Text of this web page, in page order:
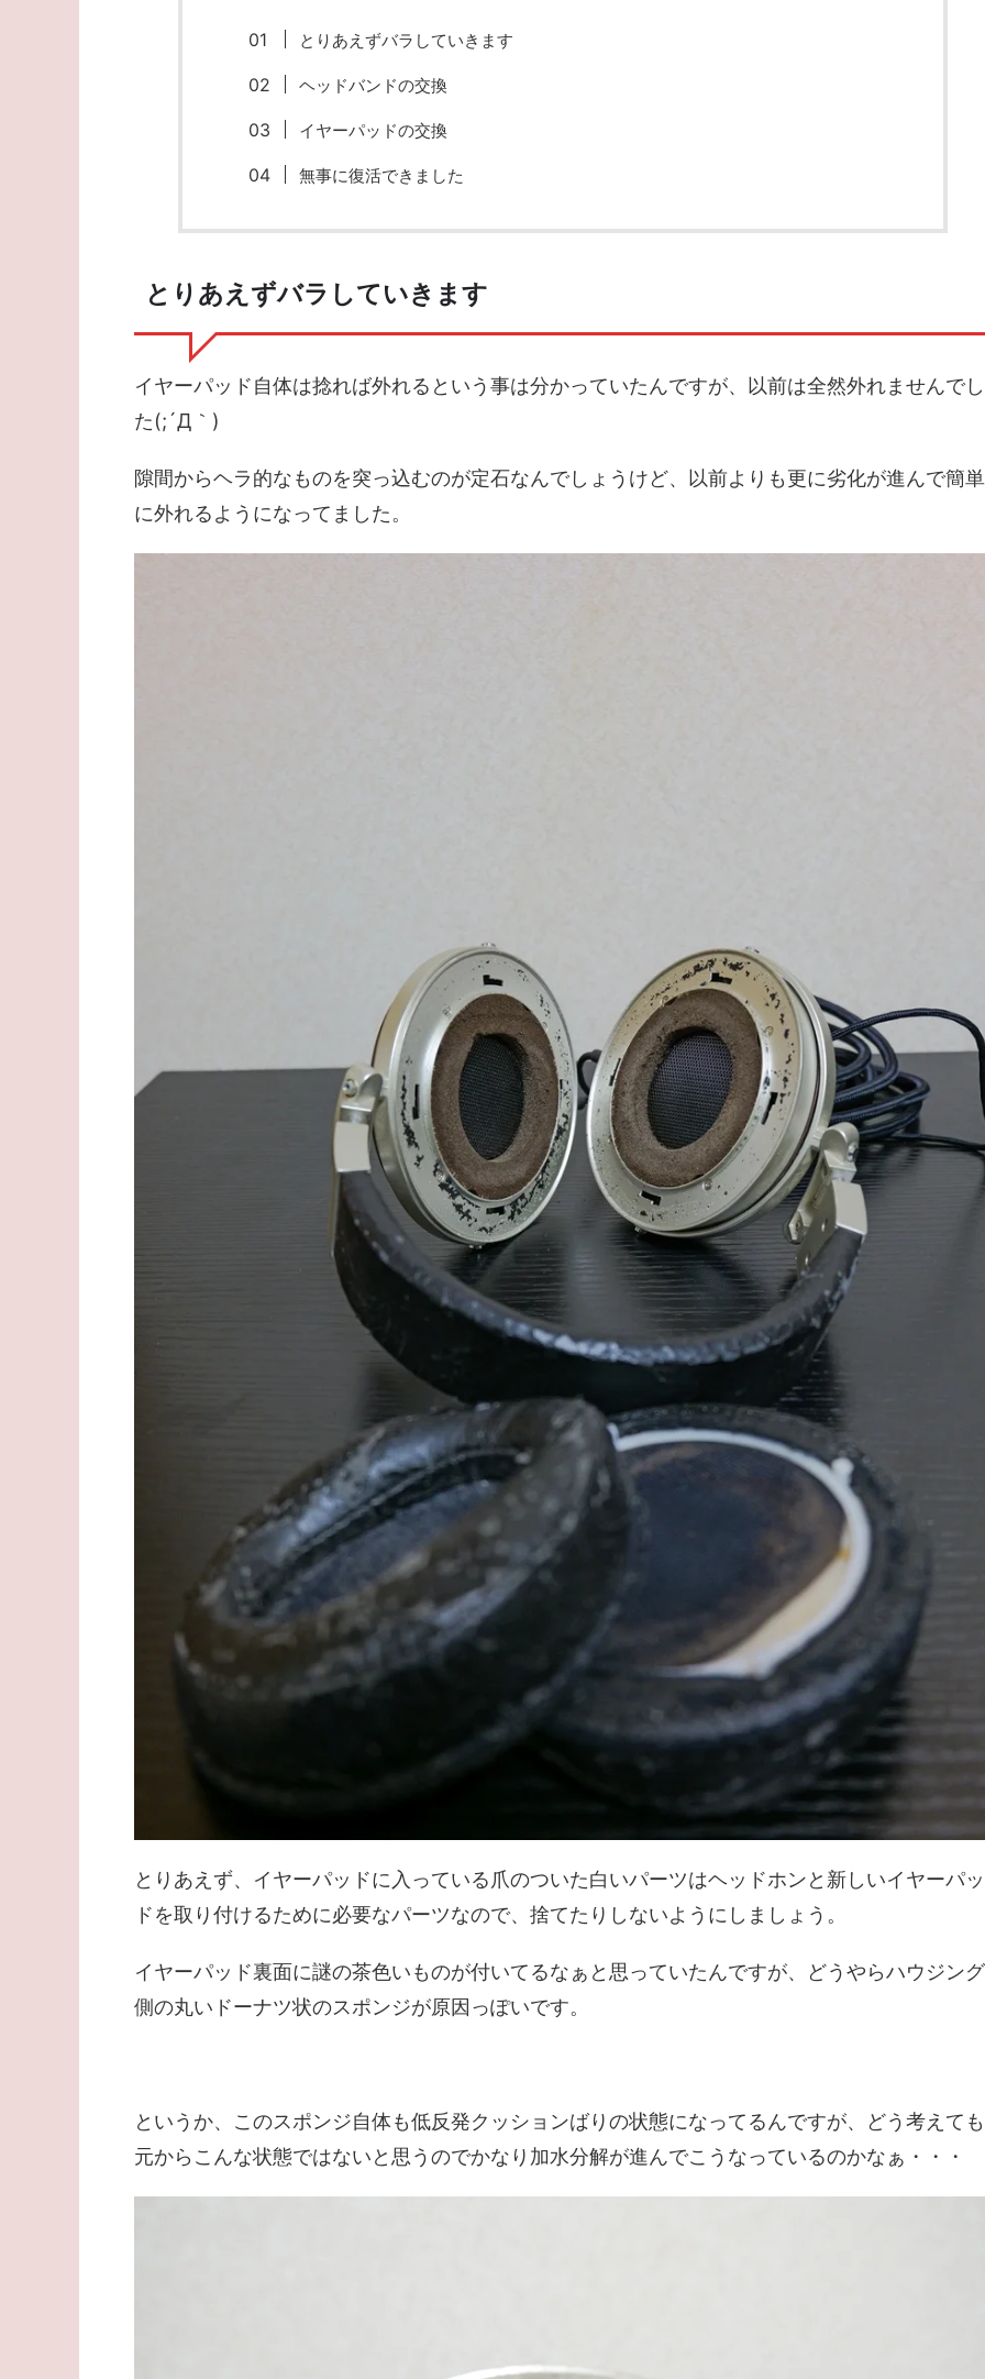
とりあえずバラしていきます
ヘッドバンドの交換
イヤーパッドの交換
無事に復活できました
とりあえずバラしていきます
イヤーパッド自体は捻れば外れるという事は分かっていたんですが、以前は全然外れませんでし
た(;´Д｀)
隙間からヘラ的なものを突っ込むのが定石なんでしょうけど、以前よりも更に劣化が進んで簡単
に外れるようになってました。
とりあえず、イヤーパッドに入っている爪のついた白いパーツはヘッドホンと新しいイヤーパッ
ドを取り付けるために必要なパーツなので、捨てたりしないようにしましょう。
イヤーパッド裏面に謎の茶色いものが付いてるなぁと思っていたんですが、どうやらハウジング
側の丸いドーナツ状のスポンジが原因っぽいです。
というか、このスポンジ自体も低反発クッションばりの状態になってるんですが、どう考えても
元からこんな状態ではないと思うのでかなり加水分解が進んでこうなっているのかなぁ・・・